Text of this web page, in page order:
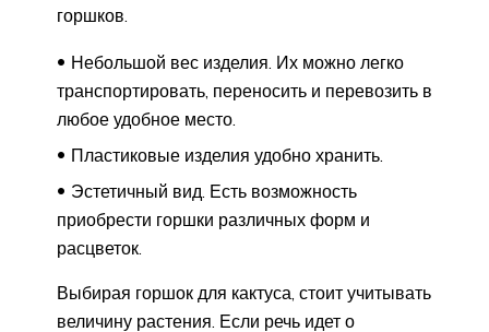
горшков.
Небольшой вес изделия. Их можно легко
транспортировать, переносить и перевозить в
любое удобное место.
Пластиковые изделия удобно хранить.
Эстетичный вид. Есть возможность
приобрести горшки различных форм и
расцветок.
Выбирая горшок для кактуса, стоит учитывать
величину растения. Если речь идет о